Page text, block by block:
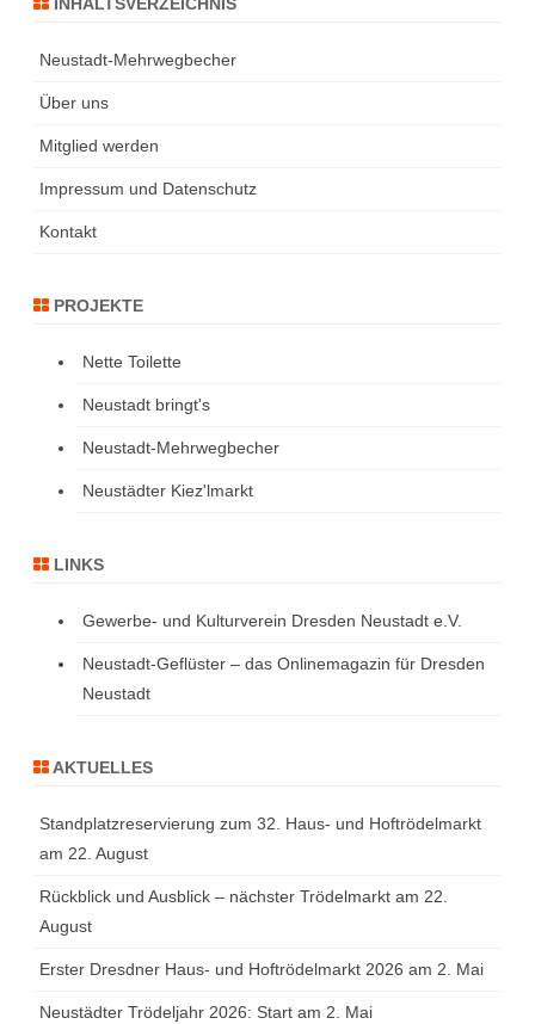
INHALTSVERZEICHNIS
Neustadt-Mehrwegbecher
Über uns
Mitglied werden
Impressum und Datenschutz
Kontakt
PROJEKTE
Nette Toilette
Neustadt bringt's
Neustadt-Mehrwegbecher
Neustädter Kiez'lmarkt
LINKS
Gewerbe- und Kulturverein Dresden Neustadt e.V.
Neustadt-Geflüster – das Onlinemagazin für Dresden
Neustadt
AKTUELLES
Standplatzreservierung zum 32. Haus- und Hoftrödelmarkt
am 22. August
Rückblick und Ausblick – nächster Trödelmarkt am 22.
August
Erster Dresdner Haus- und Hoftrödelmarkt 2026 am 2. Mai
Neustädter Trödeljahr 2026: Start am 2. Mai